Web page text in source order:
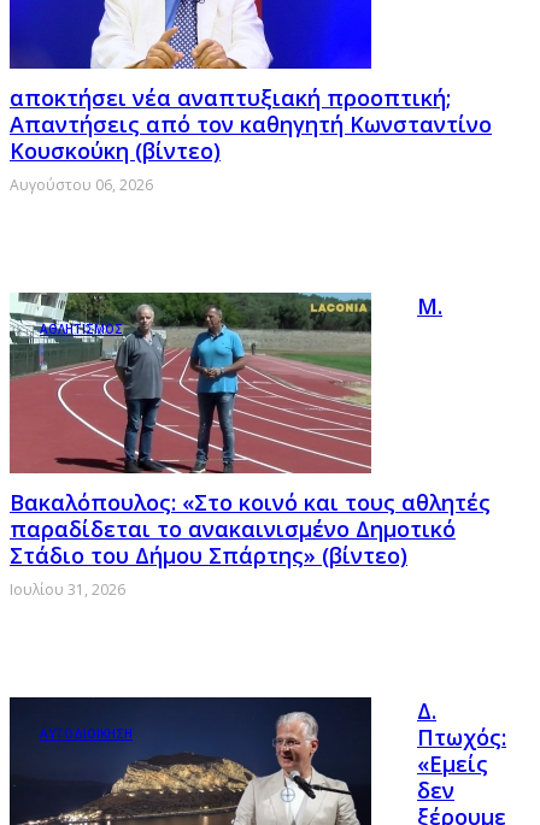
αποκτήσει νέα αναπτυξιακή προοπτική;
Απαντήσεις από τον καθηγητή Κωνσταντίνο
Κουσκούκη (βίντεο)
Αυγούστου 06, 2026
ΑΘΛΗΤΙΣΜΟΣ
Μ.
Βακαλόπουλος: «Στο κοινό και τους αθλητές
παραδίδεται το ανακαινισμένο Δημοτικό
Στάδιο του Δήμου Σπάρτης» (βίντεο)
Ιουλίου 31, 2026
ΑΥΤΟΔΙΟΙΚΗΣΗ
Δ.
Πτωχός:
«Εμείς
δεν
ξέρουμε